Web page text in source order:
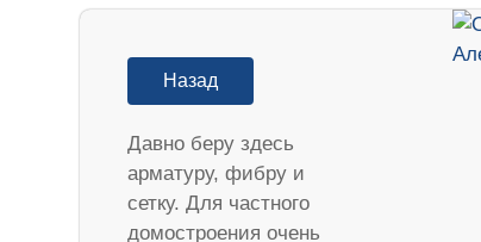
Назад
Давно беру здесь
арматуру, фибру и
сетку. Для частного
домостроения очень